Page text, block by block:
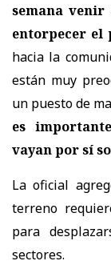
semana venir
entorpecer el
hacia la
están muy
un puesto de
es
vayan por sí
La oficial
terreno
para
sectores.